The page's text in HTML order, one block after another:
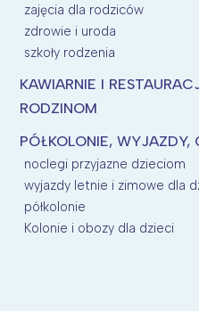
zajęcia dla rodziców
zdrowie i uroda
szkoły rodzenia
KAWIARNIE I
RODZINOM
PÓŁKOLONIE, WYJAZDY,
noclegi przyjazne dzieciom
wyjazdy letnie i zimowe dla
półkolonie
Kolonie i obozy dla dzieci